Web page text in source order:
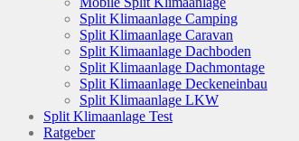
Split Klimaanlage Camping
Split Klimaanlage Caravan
Split Klimaanlage Dachboden
Split Klimaanlage Dachmontage
Split Klimaanlage Deckeneinbau
Split Klimaanlage LKW
Split Klimaanlage Test
Ratgeber